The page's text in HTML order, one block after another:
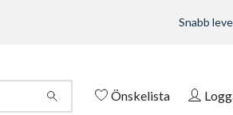
Snabb
Önskelista